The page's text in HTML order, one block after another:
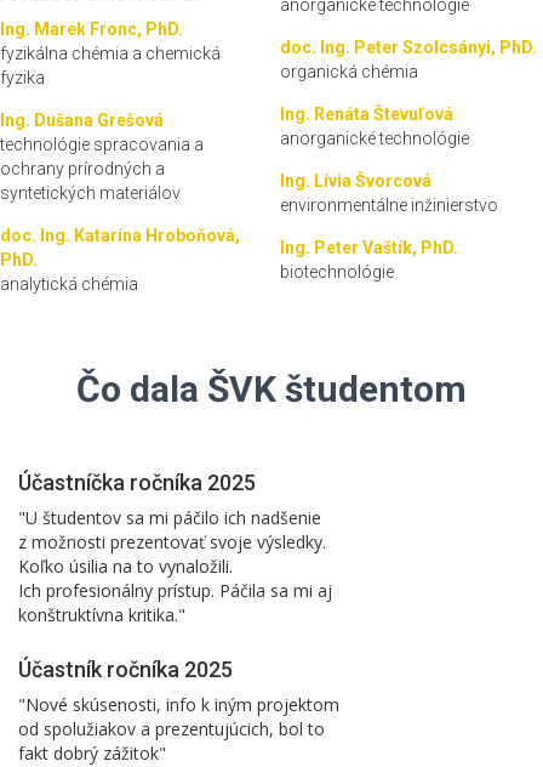
Ing. Marek Fronc, PhD.
fyzikálna chémia a chemická
fyzika
Ing. Dušana Grešová
technológie spracovania a
ochrany prírodných a
syntetických materiálov
doc. Ing. Katarína Hroboňová,
PhD.
analytická chémia
anorganické technológie
doc. Ing. Peter Szolcsányi, PhD.
organická chémia
Ing. Renáta Števuľová
anorganické technológie
Ing. Lívia Švorcová
environmentálne inžinierstvo
Ing. Peter Vaštík, PhD.
biotechnológie
Čo dala ŠVK študentom
Účastníčka ročníka 2025
"U študentov sa mi páčilo ich nadšenie
z možnosti prezentovať svoje výsledky.
Koľko úsilia na to vynaložili.
Ich profesionálny prístup. Páčila sa mi aj
konštruktívna kritika."
Účastník ročníka 2025
"Nové skúsenosti, info k iným projektom
od spolužiakov a prezentujúcich, bol to
fakt dobrý zážitok"